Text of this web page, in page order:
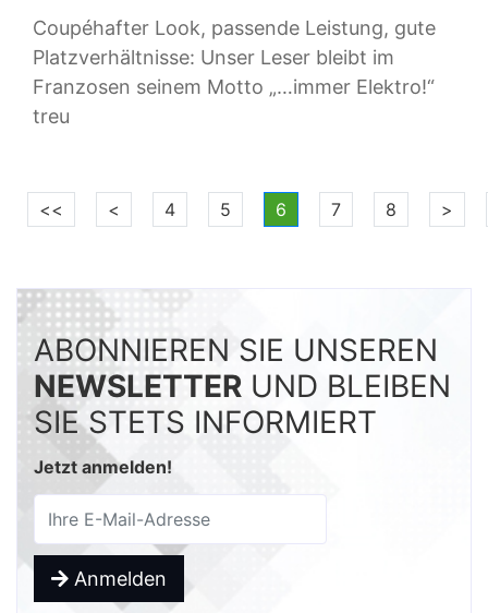
Coupéhafter Look, passende Leistung, gute
Platzverhältnisse: Unser Leser bleibt im
Franzosen seinem Motto „…immer Elektro!“
treu
<< < 4 5 6 7 8 >
ABONNIEREN SIE UNSEREN
NEWSLETTER UND BLEIBEN
SIE STETS INFORMIERT
Jetzt anmelden!
Anmelden